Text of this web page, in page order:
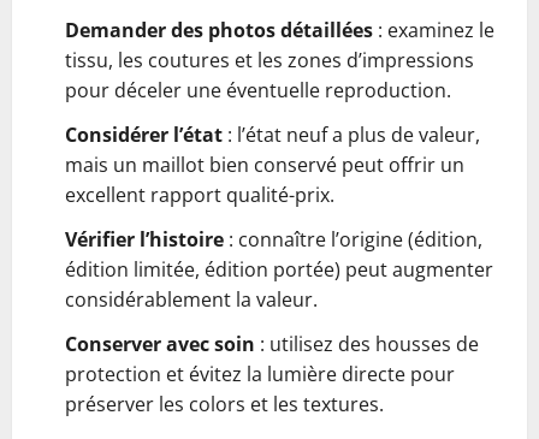
Demander des photos détaillées : examinez le
tissu, les coutures et les zones d’impressions
pour déceler une éventuelle reproduction.
Considérer l’état : l’état neuf a plus de valeur,
mais un maillot bien conservé peut offrir un
excellent rapport qualité-prix.
Vérifier l’histoire : connaître l’origine (édition,
édition limitée, édition portée) peut augmenter
considérablement la valeur.
Conserver avec soin : utilisez des housses de
protection et évitez la lumière directe pour
préserver les colors et les textures.